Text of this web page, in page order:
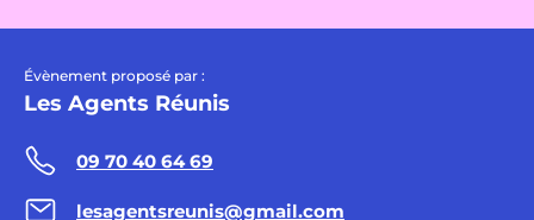
Évènement proposé par :
Les Agents Réunis
09 70 40 64 69
lesagentsreunis@gmail.com